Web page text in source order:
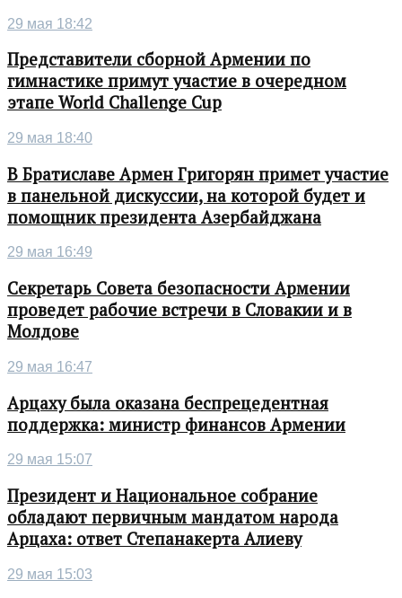
29 мая 18:42
Представители сборной Армении по
гимнастике примут участие в очередном
этапе World Challenge Cup
29 мая 18:40
В Братиславе Армен Григорян примет участие
в панельной дискуссии, на которой будет и
помощник президента Азербайджана
29 мая 16:49
Секретарь Совета безопасности Армении
проведет рабочие встречи в Словакии и в
Молдове
29 мая 16:47
Арцаху была оказана беспрецедентная
поддержка: министр финансов Армении
29 мая 15:07
Президент и Национальное собрание
обладают первичным мандатом народа
Арцаха: ответ Степанакерта Алиеву
29 мая 15:03